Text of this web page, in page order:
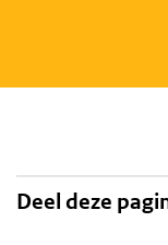
Deel deze